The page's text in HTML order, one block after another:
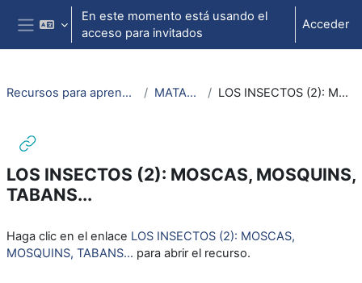
Salta al contenido principal
Panel lateral
En este momento está usando el
acceso para invitados
Acceder
Recursos para aprendizaje de lengua aragonesa MATAS Y ANIMALS LOS INSECTOS (2): MOSCAS, MOSQUINS, TABANS...
LOS INSECTOS (2): MOSCAS, MOSQUINS,
TABANS...
Haga clic en el enlace LOS INSECTOS (2): MOSCAS,
MOSQUINS, TABANS... para abrir el recurso.